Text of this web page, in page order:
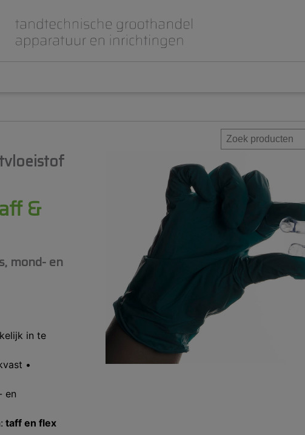
Gips en inbedmassa
Meubilair en inrichting
Prothese
&
mond- en
in te
•
en
taff en flex